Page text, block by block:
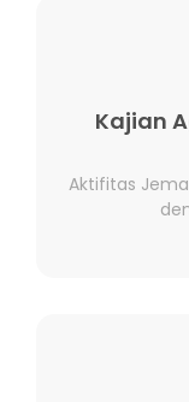
Kajian
Aktifitas